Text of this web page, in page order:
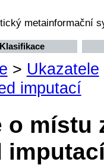
metainformační
Klasifikace
> Ukazatele
imputací
o místu